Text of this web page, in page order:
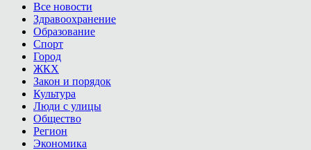
Все новости
Здравоохранение
Образование
Спорт
Город
ЖКХ
Закон и порядок
Культура
Люди с улицы
Общество
Регион
Экономика